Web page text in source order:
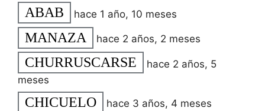
ABAB hace 1 año, 10 meses
MANAZA hace 2 años, 2 meses
CHURRUSCARSE
hace 2 años, 5
meses
CHICUELO hace 3 años, 4 meses